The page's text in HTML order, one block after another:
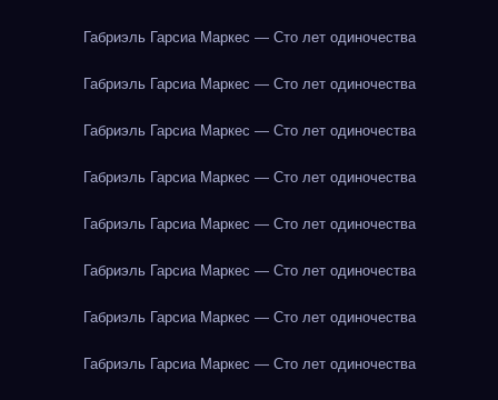
Габриэль Гарсиа Маркес — Сто лет одиночества
Габриэль Гарсиа Маркес — Сто лет одиночества
Габриэль Гарсиа Маркес — Сто лет одиночества
Габриэль Гарсиа Маркес — Сто лет одиночества
Габриэль Гарсиа Маркес — Сто лет одиночества
Габриэль Гарсиа Маркес — Сто лет одиночества
Габриэль Гарсиа Маркес — Сто лет одиночества
Габриэль Гарсиа Маркес — Сто лет одиночества